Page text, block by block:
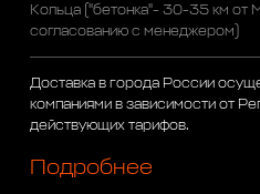
Кольца ("бетонка"- 30-35 км от
согласованию с менеджером)
Доставка в города России
компаниями в зависимости от
действующих тарифов.
Подробнее